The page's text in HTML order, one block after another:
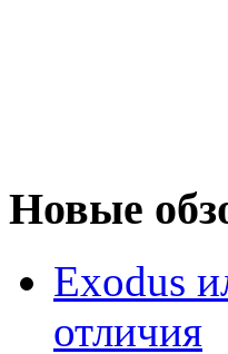
Новые
Exodus
отличия